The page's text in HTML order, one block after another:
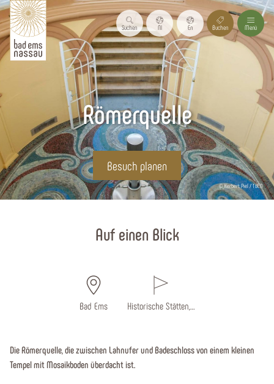
Suchen Nl En Buchen Menü
© Herbert Piel / TBEN
Römerquelle
Besuch planen
Auf einen Blick
Bad Ems Historische Stätten,…
Die Römerquelle, die zwischen Lahnufer und Badeschloss von einem kleinen
Tempel mit Mosaikboden überdacht ist.